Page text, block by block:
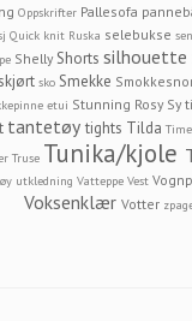
Oppskrifter Pallesofa
Quick knit Ruska selebukse
Shelly Shorts silhouette
sko Smekke
etui Stunning Rosy Sy
tantetøy tights Tilda
Truse Tunika/kjole
utkledning Vatteppe Vest
Voksenklær Votter